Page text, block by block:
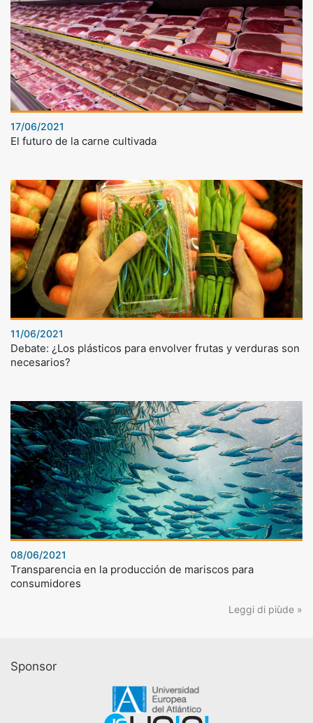
17/06/2021
El futuro de la carne cultivada
11/06/2021
Debate: ¿Los plásticos para envolver frutas y verduras son
necesarios?
08/06/2021
Transparencia en la producción de mariscos para
consumidores
Leggi di piùde »
Sponsor